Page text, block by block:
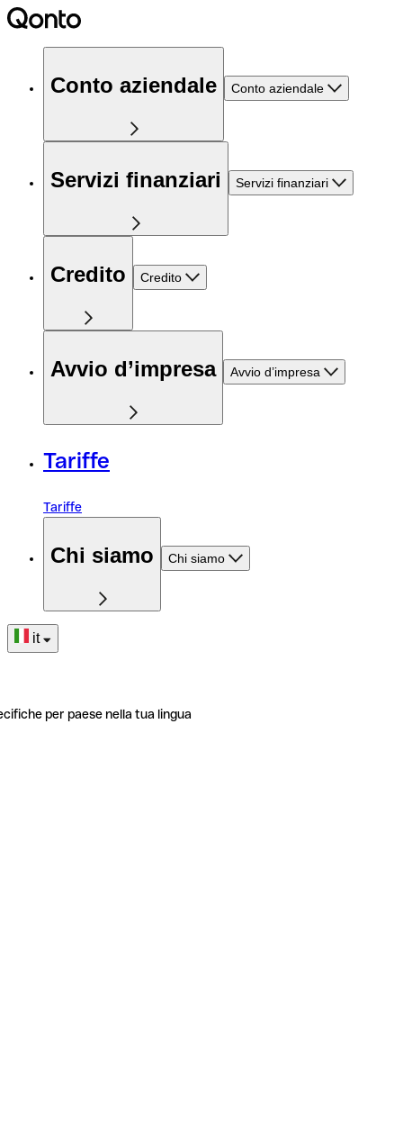
Conto aziendale Conto aziendale
Servizi finanziari Servizi finanziari
Credito Credito
Avvio d’impresa Avvio d’impresa
Tariffe
Tariffe
Chi siamo Chi siamo
it
per paese nella tua lingua